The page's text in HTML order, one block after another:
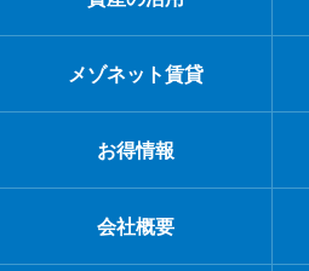
メゾネット賃貸
お得情報
会社概要